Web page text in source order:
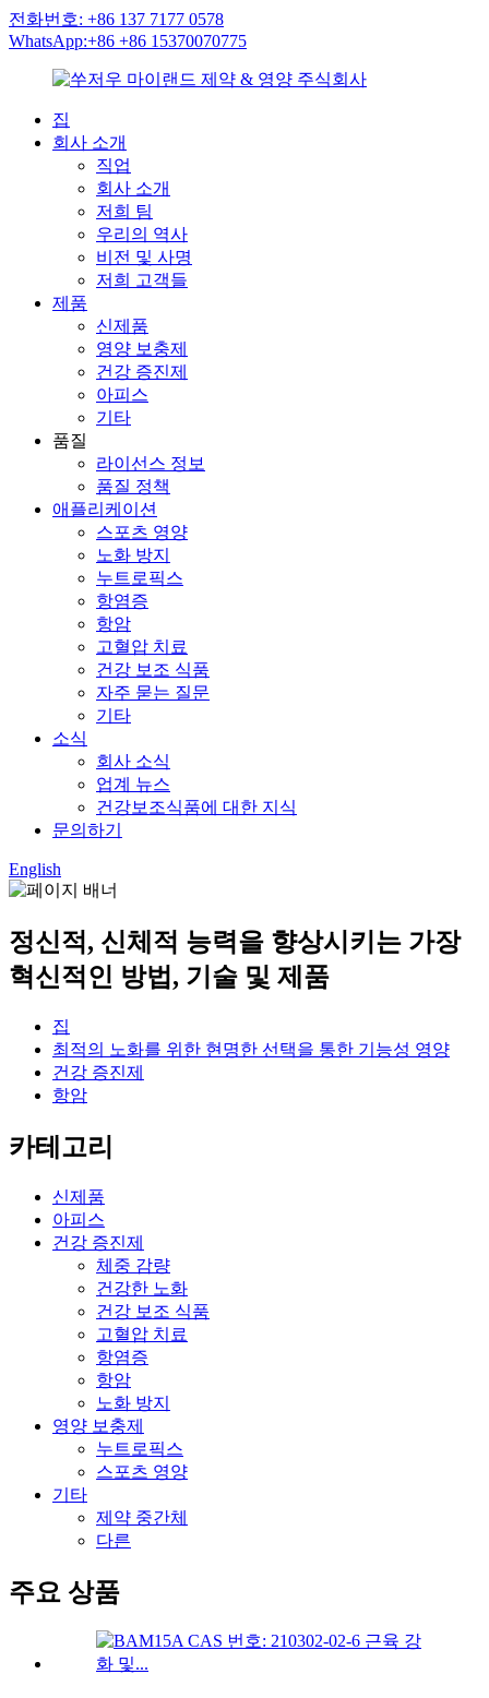
전화번호: +86 137 7177 0578
WhatsApp:+86 +86 15370070775
집
회사 소개
직업
회사 소개
저희 팀
우리의 역사
비전 및 사명
저희 고객들
제품
신제품
영양 보충제
건강 증진제
아피스
기타
품질
라이선스 정보
품질 정책
애플리케이션
스포츠 영양
노화 방지
누트로픽스
항염증
항암
고혈압 치료
건강 보조 식품
자주 묻는 질문
기타
소식
회사 소식
업계 뉴스
건강보조식품에 대한 지식
문의하기
English
정신적, 신체적 능력을 향상시키는 가장
혁신적인 방법, 기술 및 제품
집
최적의 노화를 위한 현명한 선택을 통한 기능성 영양
건강 증진제
항암
카테고리
신제품
아피스
건강 증진제
체중 감량
건강한 노화
건강 보조 식품
고혈압 치료
항염증
항암
노화 방지
영양 보충제
누트로픽스
스포츠 영양
기타
제약 중간체
다른
주요 상품